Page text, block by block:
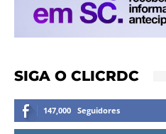
SIGA O CLICRDC
147,000 Seguidores